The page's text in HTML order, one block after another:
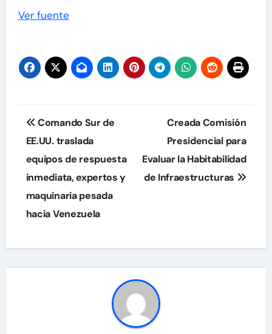
Ver fuente
Navegación
de
entradas
Comando Sur de
EE.UU. traslada
equipos de respuesta
inmediata, expertos y
maquinaria pesada
hacia Venezuela
Creada Comisión
Presidencial para
Evaluar la Habitabilidad
de Infraestructuras